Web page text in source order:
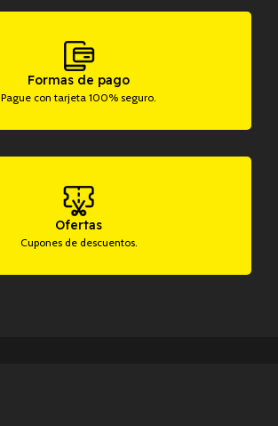
Formas de pago
Pague con tarjeta 100% seguro.
Ofertas
Cupones de descuentos.